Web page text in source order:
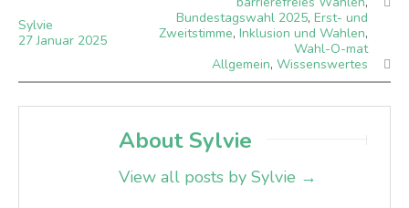
Sylvie
27Januar 2025
Bundestagswahl 2025, Erst- und
Zweitstimme, Inklusion und Wahlen,
Wahl-O-mat
Allgemein, Wissenswertes
About Sylvie
View all posts by Sylvie →